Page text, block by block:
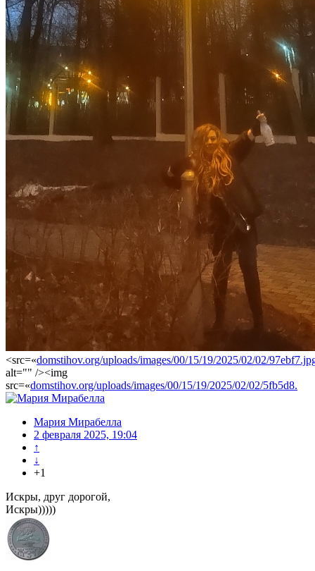
<src=«domstihov.org/uploads/images/00/15/19/2025/02/02/
alt="" /><img
src=«domstihov.org/uploads/images/00/15/19/2025/02/02/5fb5d8.
Мария Мирабелла
2 февраля 2025, 19:04
↑
↓
+1
Искры, друг дорогой,
Искры)))))